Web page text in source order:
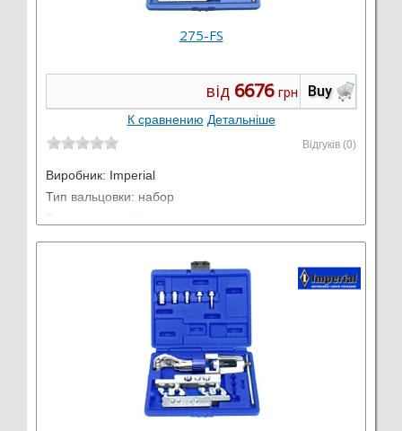
275-FS
Buy
від 6676 грн
К сравнению Детальніше
Відгуків (0)
Виробник: Imperial
Тип вальцовки: набор